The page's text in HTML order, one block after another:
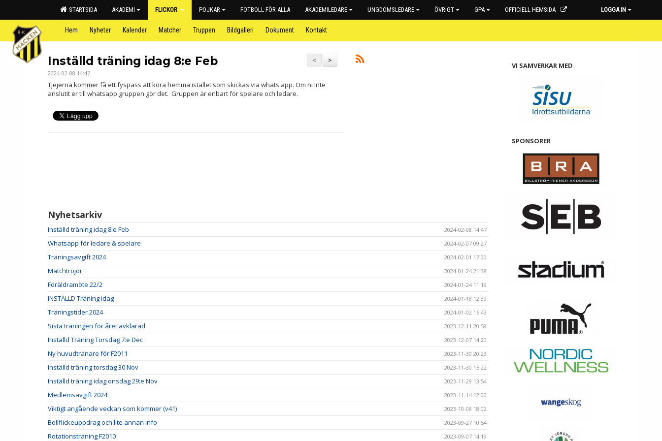
STARTSIDA AKADEMI FLICKOR POJKAR FOTBOLL FÖR ALLA AKADEMILEDARE UNGDOMSLEDARE ÖVRIGT GPA OFFICIELL HEMSIDA LOGGA IN
Hem Nyheter Kalender Matcher Truppen Bildgalleri Dokument Kontakt
>
<
Inställd träning idag 8:e Feb
2024-02-08 14:47
Tjejerna kommer få ett fyspass att köra hemma istället som skickas via whats app. Om ni inte
anslutit er till whatsapp gruppen gör det. Gruppen är enbart för spelare och ledare.
Nyhetsarkiv
Inställd träning idag 8:e Feb 2024-02-08 14:47
Whatsapp för ledare & spelare 2024-02-07 09:27
Träningsavgift 2024 2024-02-01 17:00
Matchtröjor 2024-01-24 21:38
Föräldramöte 22/2 2024-01-24 11:19
INSTÄLLD Träning idag 2024-01-18 12:39
Träningstider 2024 2024-01-02 16:43
Sista träningen för året avklarad 2023-12-11 20:59
Inställd Träning Torsdag 7:e Dec 2023-12-07 14:20
Ny huvudtränare för F2011 2023-11-30 20:23
Inställd träning torsdag 30 Nov 2023-11-30 15:22
Inställd träning idag onsdag 29:e Nov 2023-11-29 13:54
Medlemsavgift 2024 2023-11-14 12:00
Viktigt angående veckan som kommer (v41) 2023-10-08 18:02
Bollflickeuppdrag och lite annan info 2023-09-27 10:54
Rotationsträning F2010 2023-09-07 14:19
VI SAMVERKAR MED
SPONSORER